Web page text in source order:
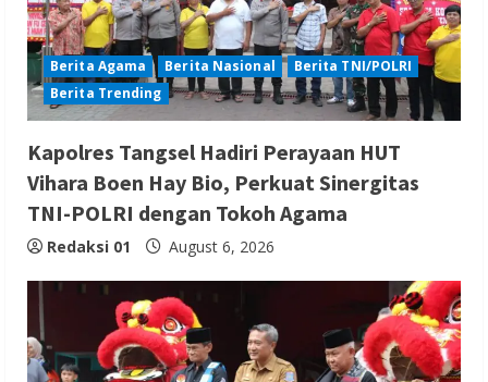
Berita Agama Berita Nasional
Berita TNI/POLRI
Berita Trending
Kapolres Tangsel Hadiri Perayaan HUT
Vihara Boen Hay Bio, Perkuat Sinergitas
TNI-POLRI dengan Tokoh Agama
Redaksi 01 August 6, 2026